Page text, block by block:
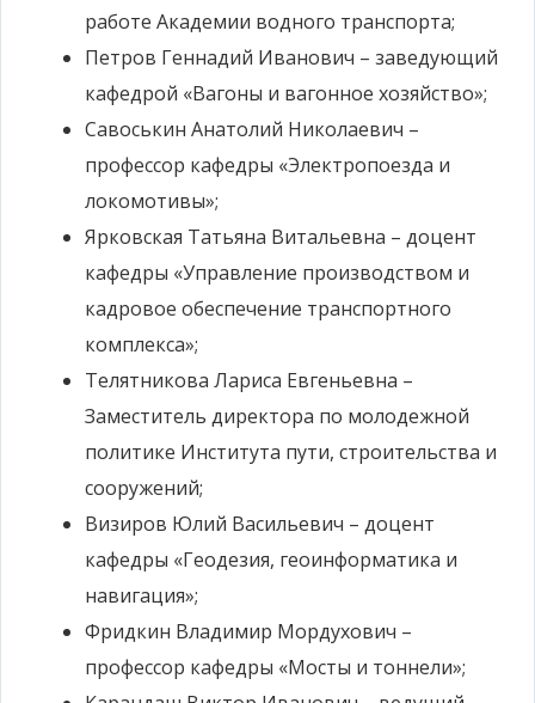
работе Академии водного транспорта;
Петров Геннадий Иванович – заведующий
кафедрой «Вагоны и вагонное хозяйство»;
Савоськин Анатолий Николаевич –
профессор кафедры «Электропоезда и
локомотивы»;
Ярковская Татьяна Витальевна – доцент
кафедры «Управление производством и
кадровое обеспечение транспортного
комплекса»;
Телятникова Лариса Евгеньевна –
Заместитель директора по молодежной
политике Института пути, строительства и
сооружений;
Визиров Юлий Васильевич – доцент
кафедры «Геодезия, геоинформатика и
навигация»;
Фридкин Владимир Мордухович –
профессор кафедры «Мосты и тоннели»;